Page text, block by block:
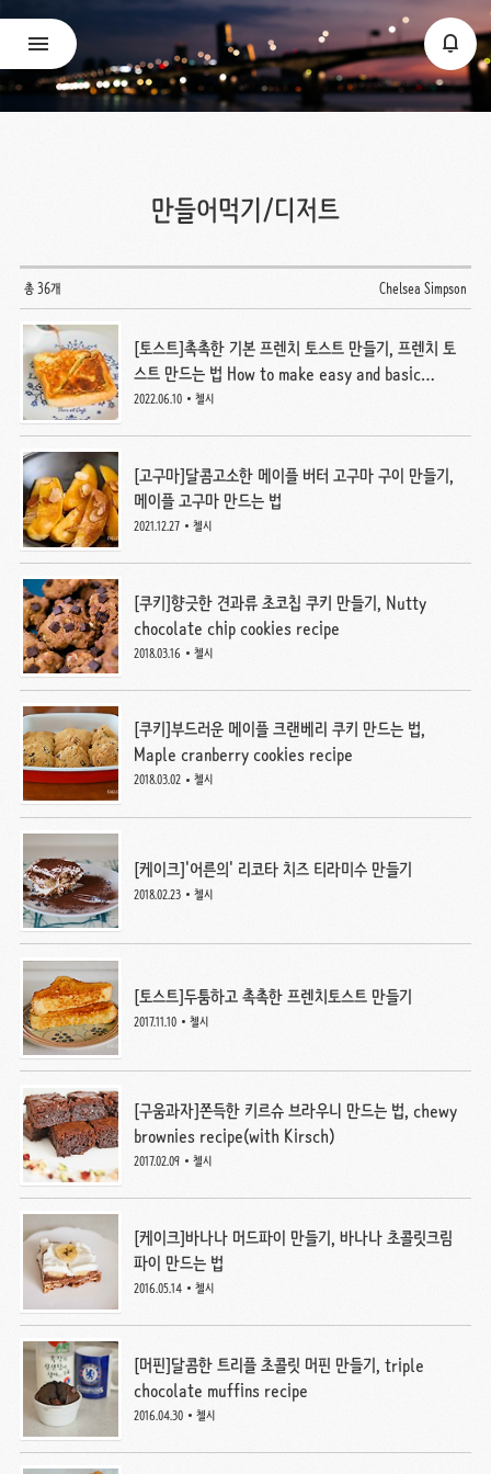
만들어먹기/디저트
총 36개 Chelsea Simpson
[토스트]촉촉한 기본 프렌치 토스트 만들기, 프렌치 토
스트 만드는 법 How to make easy and basic
French toast
2022.06.10 첼시
[고구마]달콤고소한 메이플 버터 고구마 구이 만들기,
메이플 고구마 만드는 법
2021.12.27 첼시
[쿠키]향긋한 견과류 초코칩 쿠키 만들기, Nutty
chocolate chip cookies recipe
2018.03.16 첼시
[쿠키]부드러운 메이플 크랜베리 쿠키 만드는 법,
Maple cranberry cookies recipe
2018.03.02 첼시
[케이크]'어른의' 리코타 치즈 티라미수 만들기
2018.02.23 첼시
[토스트]두툼하고 촉촉한 프렌치토스트 만들기
2017.11.10 첼시
[구움과자]쫀득한 키르슈 브라우니 만드는 법, chewy
brownies recipe(with Kirsch)
2017.02.09 첼시
[케이크]바나나 머드파이 만들기, 바나나 초콜릿크림
파이 만드는 법
2016.05.14 첼시
[머핀]달콤한 트리플 초콜릿 머핀 만들기, triple
chocolate muffins recipe
2016.04.30 첼시